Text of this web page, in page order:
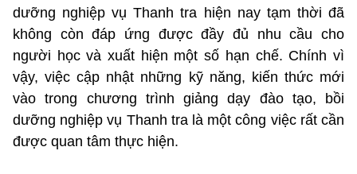
dưỡng nghiệp vụ Thanh tra hiện nay tạm thời đã
không còn đáp ứng được đầy đủ nhu cầu cho
người học và xuất hiện một số hạn chế. Chính vì
vậy, việc cập nhật những kỹ năng, kiến thức mới
vào trong chương trình giảng dạy đào tạo, bồi
dưỡng nghiệp vụ Thanh tra là một công việc rất cần
được quan tâm thực hiện.